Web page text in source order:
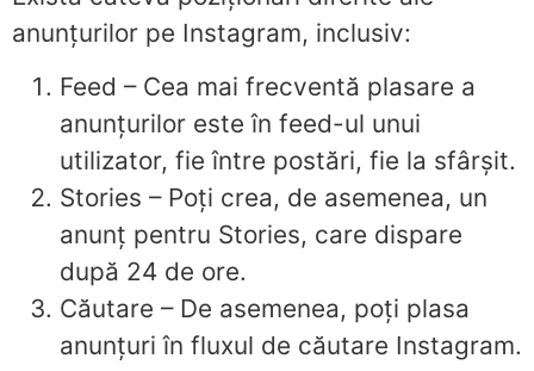
anunțurilor pe Instagram, inclusiv:
Feed – Cea mai frecventă plasare a
anunțurilor este în feed-ul unui
utilizator, fie între postări, fie la sfârșit.
Stories – Poți crea, de asemenea, un
anunț pentru Stories, care dispare
după 24 de ore.
Căutare – De asemenea, poți plasa
anunțuri în fluxul de căutare Instagram.